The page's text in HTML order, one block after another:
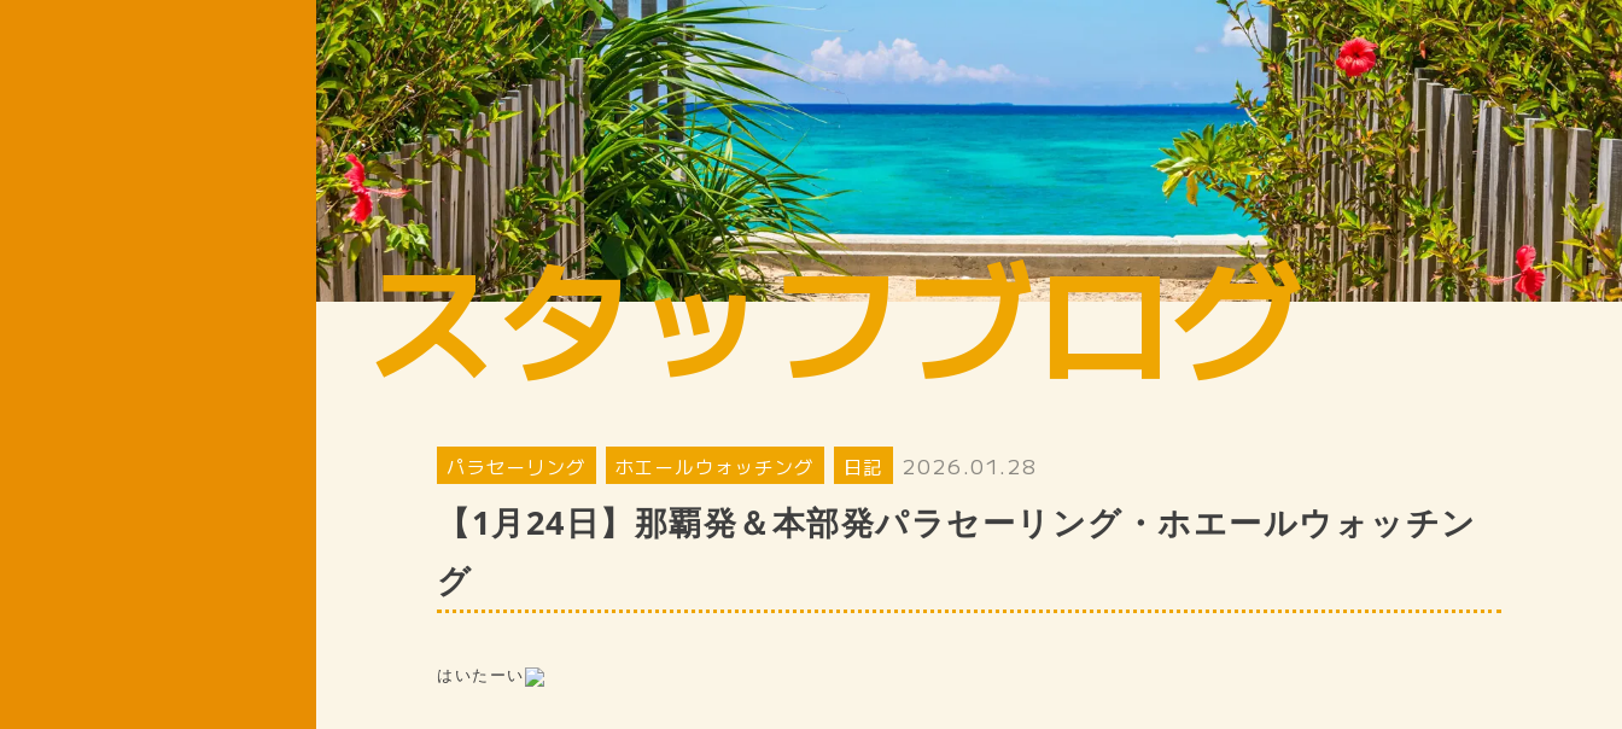
スタッフブログ
パラセーリング ホエールウォッチング 日記 2026.01.28
【1月24日】那覇発＆本部発パラセーリング・ホエールウォッチン
グ
はいたーい